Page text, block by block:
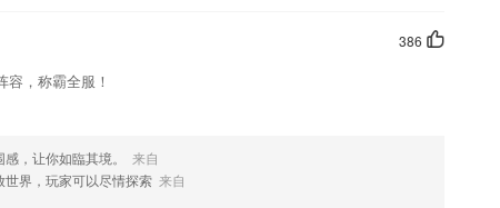
386
，称霸全服！
，让你如臨其境。
来自
世界，玩家可以尽情探索 来自